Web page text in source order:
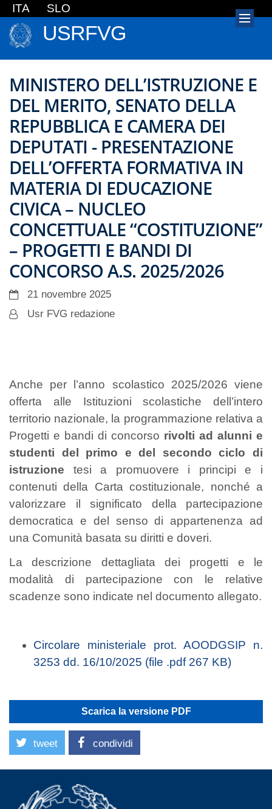
ITA SLO
USRFVG
MINISTERO DELL’ISTRUZIONE E
DEL MERITO, SENATO DELLA
REPUBBLICA E CAMERA DEI
DEPUTATI - PRESENTAZIONE
DELL’OFFERTA FORMATIVA IN
MATERIA DI EDUCAZIONE
CIVICA – NUCLEO
CONCETTUALE “COSTITUZIONE”
– PROGETTI E BANDI DI
CONCORSO A.S. 2025/2026
21 novembre 2025
Usr FVG redazione
Anche per l’anno scolastico 2025/2026 viene
offerta alle Istituzioni scolastiche dell’intero
territorio nazionale, la programmazione relativa a
Progetti e bandi di concorso rivolti ad alunni e
studenti del primo e del secondo ciclo di
istruzione tesi a promuovere i principi e i
contenuti della Carta costituzionale, nonché a
valorizzare il significato della partecipazione
democratica e del senso di appartenenza ad
una Comunità basata su diritti e doveri.
La descrizione dettagliata dei progetti e le
modalità di partecipazione con le relative
scadenze sono indicate nel documento allegato.
Circolare ministeriale prot. AOODGSIP n.
3253 dd. 16/10/2025 (file .pdf 267 KB)
Scarica la versione PDF
tweet condividi